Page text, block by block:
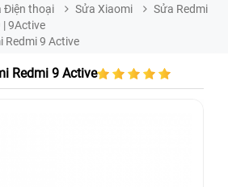
Điện thoại Sửa Xiaomi
Sửa Redmi
| 9Active
Redmi 9 Active
Redmi 9 Active